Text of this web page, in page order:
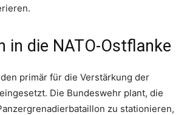
in die NATO-Ostflanke
primär für die Verstärkung der
Die Bundeswehr plant, die
zu stationieren,